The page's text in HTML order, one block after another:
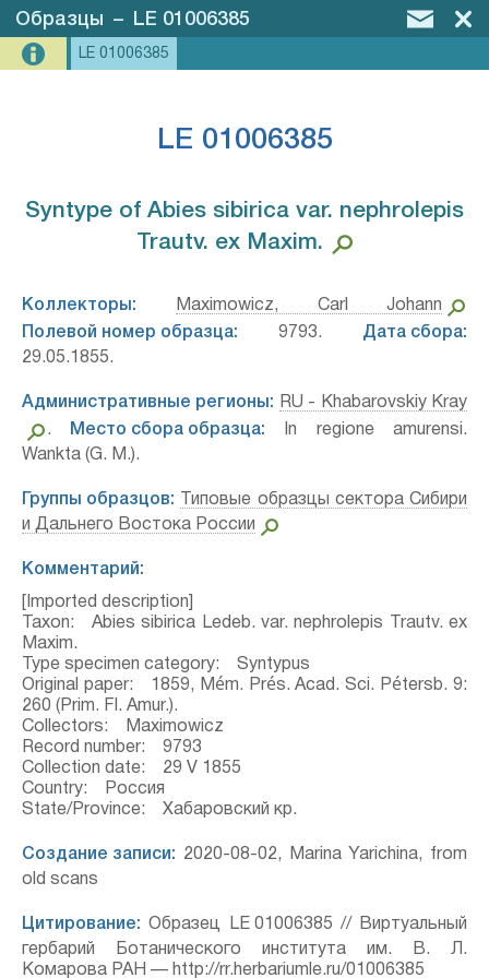
Образцы – LE 01006385
LE 01006385
LE 01006385
Syntype of Abies sibirica var. nephrolepis
Trautv. ex Maxim.⁣
Коллекторы:
Maximowicz, Carl Johann
Полевой номер образца: 9793. Дата сбора:
29.05.1855.
Административные регионы:
RU - Khabarovskiy Kray
.
Место сбора образца: In regione amurensi.
Wankta (G. M.).
Группы образцов:
Типовые образцы сектора Сибири
и Дальнего Востока России
Комментарий:
[Imported description]
Taxon: Abies sibirica Ledeb. var. nephrolepis Trautv. ex
Maxim.
Type specimen category: Syntypus
Original paper: 1859, Mém. Prés. Acad. Sci. Pétersb. 9:
260 (Prim. Fl. Amur.).
Collectors: Maximowicz
Record number: 9793
Collection date: 29 V 1855
Country: Россия
State/Province: Хабаровский кр.
Создание записи: 2020-08-02, Marina Yarichina, from
old scans
Цитирование: Образец LE 01006385 // Виртуальный
гербарий Ботанического института им. В. Л.
Комарова РАН — http://rr.herbariumle.ru/01006385